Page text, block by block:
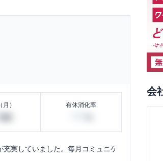
） 有休消化率
実していました。毎月コミュニケ
会